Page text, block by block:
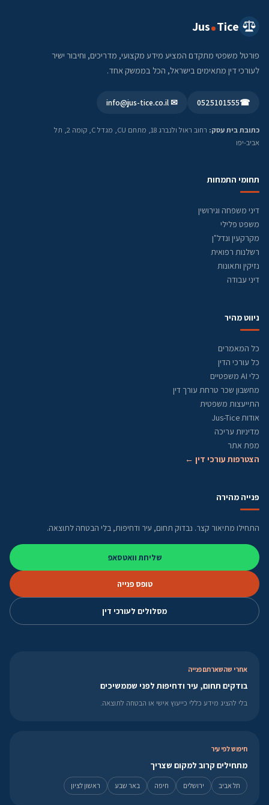
Jus Tice
פורטל משפטי מתקדם המציע מידע מקצועי, מדריכים, וחיבור ישיר
לעורכי דין מתאימים בישראל, הכל בממשק אחד.
☎
0525101555
✉ info@jus-tice.co.il
כתובת בית עסק:
רחוב ראול ולנברג 18, מתחם CU, מגדל C, קומה 2, תל
אביב-יפו
תחומי התמחות
דיני משפחה וגירושין
משפט פלילי
מקרקעין ונדל"ן
רשלנות רפואית
נזיקין ותאונות
דיני עבודה
ניווט מהיר
כל המאמרים
כל עורכי הדין
כלי AI משפטיים
מחשבון שכר טרחת עורך דין
התייעצות משפטית
אודות Jus-Tice
מדיניות עריכה
מפת אתר
הצטרפות עורכי דין ←
פנייה מהירה
התחילו מתיאור קצר. נבדוק תחום, עיר ודחיפות, בלי הבטחה לתוצאה.
שליחת וואטסאפ
טופס פנייה
מסלולים לעורכי דין
אחרי שהשארתם פנייה
בודקים תחום, עיר ודחיפות לפני שממשיכים
בלי להציג מידע כללי כייעוץ אישי או הבטחה לתוצאה.
חיפוש לפי עיר
מתחילים קרוב למקום שצריך
תל אביב ירושלים חיפה באר שבע ראשון לציון